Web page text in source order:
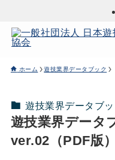
ホーム 遊技業界データブック
遊技業界データブッ
遊技業界データ
ver.02（PDF版）